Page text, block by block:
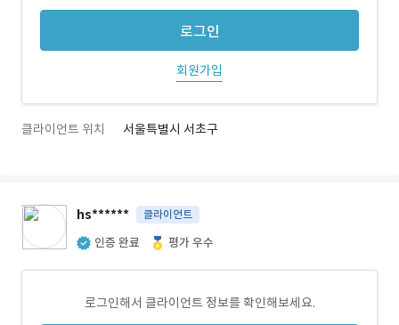
로그인
회원가입
클라이언트 위치 서울특별시 서초구
hs****** 클라이언트
인증 완료 평가 우수
로그인해서 클라이언트 정보를 확인해보세요.